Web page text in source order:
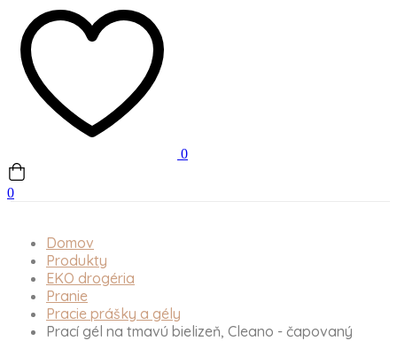
0
0
Domov
Produkty
EKO drogéria
Pranie
Pracie prášky a gély
Prací gél na tmavú bielizeň, Cleano - čapovaný